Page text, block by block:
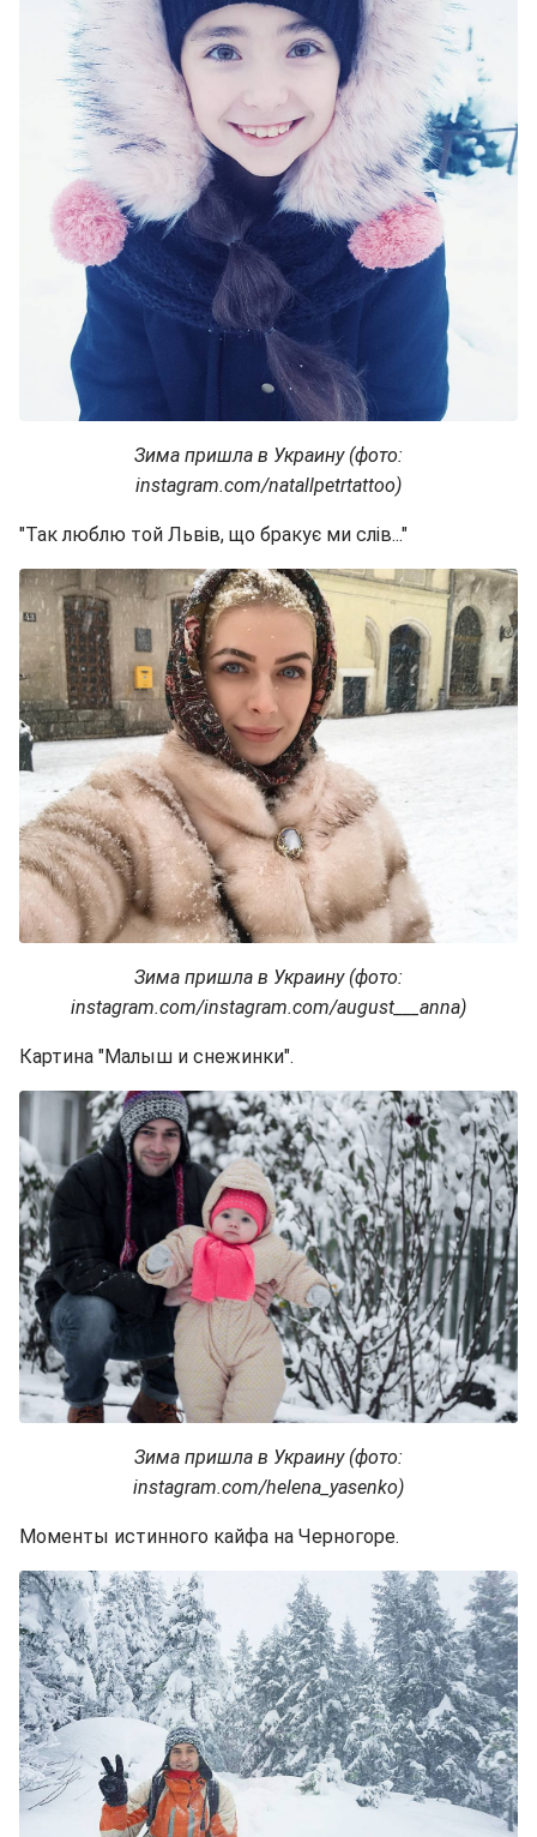
Зима пришла в Украину (фото:
instagram.com/natallpetrtattoo)
"Так люблю той Львів, що бракує ми слів..."
Зима пришла в Украину (фото:
instagram.com/instagram.com/august___anna)
Картина "Малыш и снежинки".
Зима пришла в Украину (фото:
instagram.com/helena_yasenko)
Моменты истинного кайфа на Черногоре.